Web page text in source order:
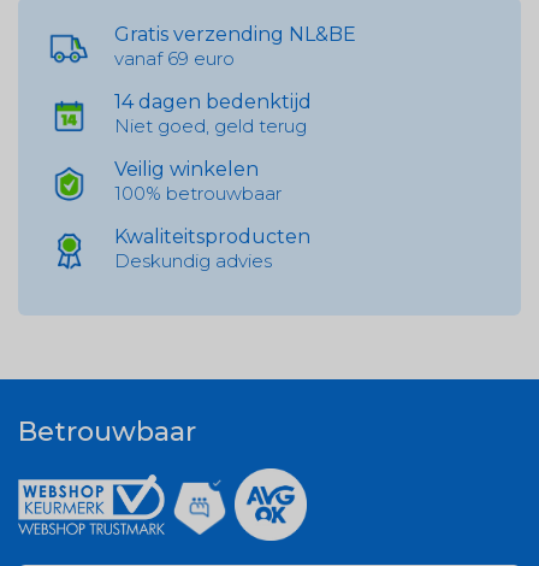
Gratis verzending NL&BE
vanaf 69 euro
14 dagen bedenktijd
Niet goed, geld terug
Veilig winkelen
100% betrouwbaar
Kwaliteitsproducten
Deskundig advies
Betrouwbaar